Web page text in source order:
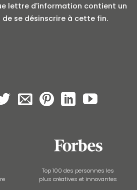
lettre d'information contient un
se désinscrire à cette fin.
Top 100 des personnes les
plus créatives et innovantes